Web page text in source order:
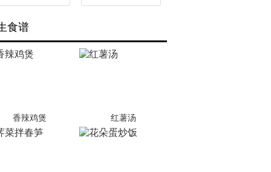
食谱
香辣鸡煲 红薯汤